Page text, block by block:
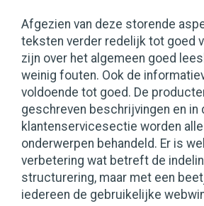
Afgezien van deze storende
teksten verder redelijk tot goed
zijn over het algemeen goed
weinig fouten. Ook de
voldoende tot goed. De
geschreven beschrijvingen en in
klantenservicesectie worden
onderwerpen behandeld. Er is
verbetering wat betreft de
structurering, maar met een
iedereen de gebruikelijke